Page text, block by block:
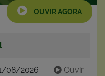
OUVIR AGORA
Ouvir
08/2026